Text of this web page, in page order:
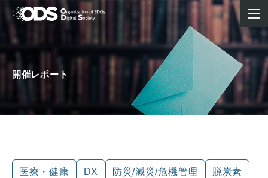
開催レポート
医療・健康 DX 防災/減災/危機管理 脱炭素